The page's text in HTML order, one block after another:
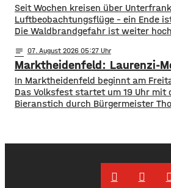
​​Seit Wochen kreisen über
Luftbeobachtungsflüge – ein Ende
Die Waldbrandgefahr ist weiter
finden deshalb am Wochenende
Die Flugzeuge halten dabei
Brandherden. ​Die Situation bleibt
in den Wäldern, sondern
notes 07. August 2026 05:27
Marktheidenfeld: Laurenzi-
In Marktheidenfeld beginnt am
Das Volksfest startet um 19 Uhr mit
Bieranstich durch Bürgermeister